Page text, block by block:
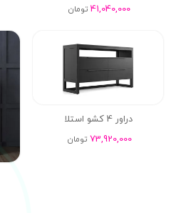
41,040,000 تومان
دراور 4 کشو استلا
73,920,000 تومان